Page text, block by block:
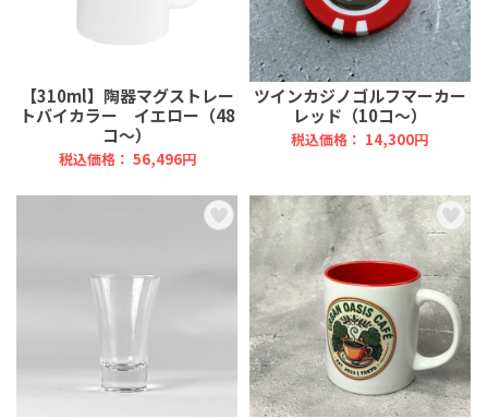
【310ml】陶器マグストレー
トバイカラー イエロー（48
コ～）
税込価格： 56,496円
ツインカジノゴルフマーカー
レッド（10コ～）
税込価格： 14,300円